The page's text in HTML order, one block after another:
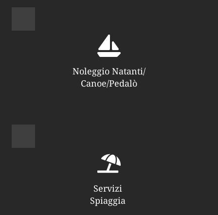
Noleggio Natanti/
Canoe/Pedalò
Servizi
Spiaggia